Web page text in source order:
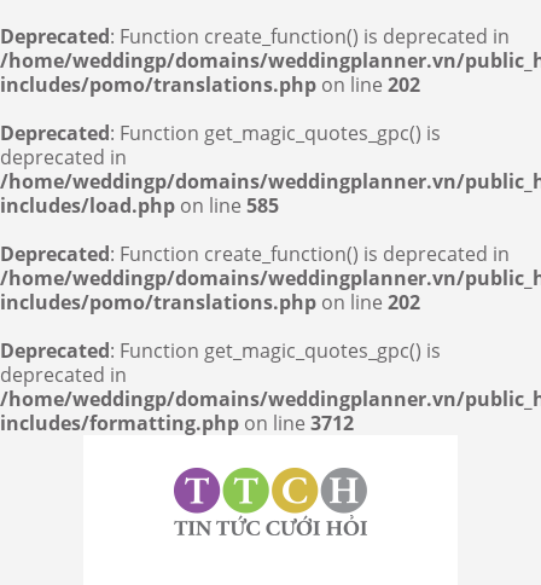
Deprecated: Function create_function() is deprecated in
/home/weddingp/domains/weddingplanner.vn/
includes/pomo/translations.php on line 202
Deprecated: Function get_magic_quotes_gpc() is
deprecated in
/home/weddingp/domains/weddingplanner.vn/
includes/load.php on line 585
Deprecated: Function create_function() is deprecated in
/home/weddingp/domains/weddingplanner.vn/
includes/pomo/translations.php on line 202
Deprecated: Function get_magic_quotes_gpc() is
deprecated in
/home/weddingp/domains/weddingplanner.vn/
includes/formatting.php on line 3712